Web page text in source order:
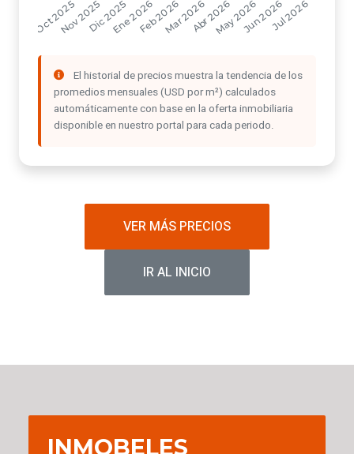
El historial de precios muestra la tendencia de los
promedios mensuales (USD por m²) calculados
automáticamente con base en la oferta inmobiliaria
disponible en nuestro portal para cada periodo.
VER MÁS PRECIOS
IR AL INICIO
INMOBELES